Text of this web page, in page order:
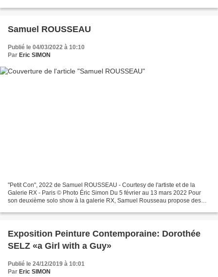
Samuel ROUSSEAU
Publié le 04/03/2022 à 10:10
Par Eric SIMON
"Petit Con", 2022 de Samuel ROUSSEAU - Courtesy de l'artiste et de la
Galerie RX - Paris © Photo Éric Simon Du 5 février au 13 mars 2022 Pour
son deuxième solo show à la galerie RX, Samuel Rousseau propose des
Exposition Peinture Contemporaine: Dorothée
SELZ «a Girl with a Guy»
Publié le 24/12/2019 à 10:01
Par Eric SIMON